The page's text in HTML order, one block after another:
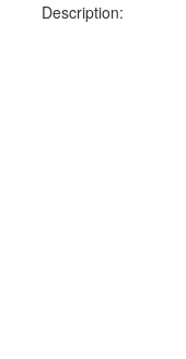
Description: